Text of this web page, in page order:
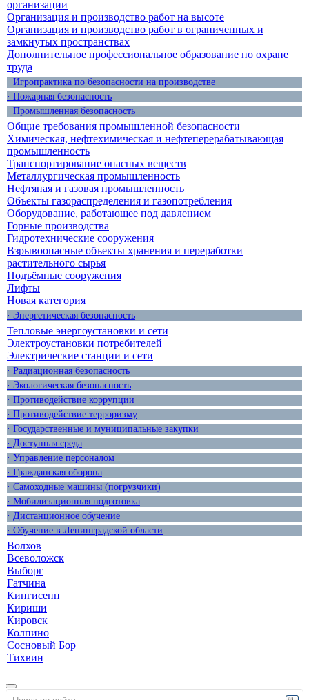
организации
Организация и производство работ на высоте
Организация и производство работ в ограниченных и
замкнутых пространствах
Дополнительное профессиональное образование по охране
труда
· Игропрактика по безопасности на производстве
· Пожарная безопасность
· Промышленная безопасность
Общие требования промышленной безопасности
Химическая, нефтехимическая и нефтеперерабатывающая
промышленность
Транспортирование опасных веществ
Металлургическая промышленность
Нефтяная и газовая промышленность
Объекты газораспределения и газопотребления
Оборудование, работающее под давлением
Горные производства
Гидротехнические сооружения
Взрывоопасные объекты хранения и переработки
растительного сырья
Подъёмные сооружения
Лифты
Новая категория
· Энергетическая безопасность
Тепловые энергоустановки и сети
Электроустановки потребителей
Электрические станции и сети
· Радиационная безопасность
· Экологическая безопасность
· Противодействие коррупции
· Противодействие терроризму
· Государственные и муниципальные закупки
· Доступная среда
· Управление персоналом
· Гражданская оборона
· Самоходные машины (погрузчики)
· Мобилизационная подготовка
· Дистанционное обучение
· Обучение в Ленинградской области
Волхов
Всеволожск
Выборг
Гатчина
Кингисепп
Кириши
Кировск
Колпино
Сосновый Бор
Тихвин